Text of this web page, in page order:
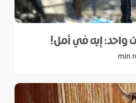
واحد: إيه في أمل!